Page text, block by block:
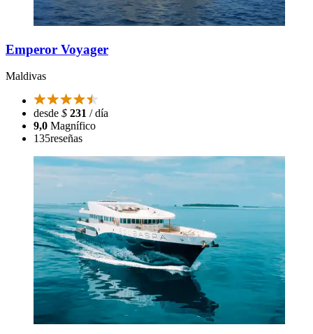
Emperor Voyager
Maldivas
desde $ 231 / día
9,0 Magnífico
135reseñas